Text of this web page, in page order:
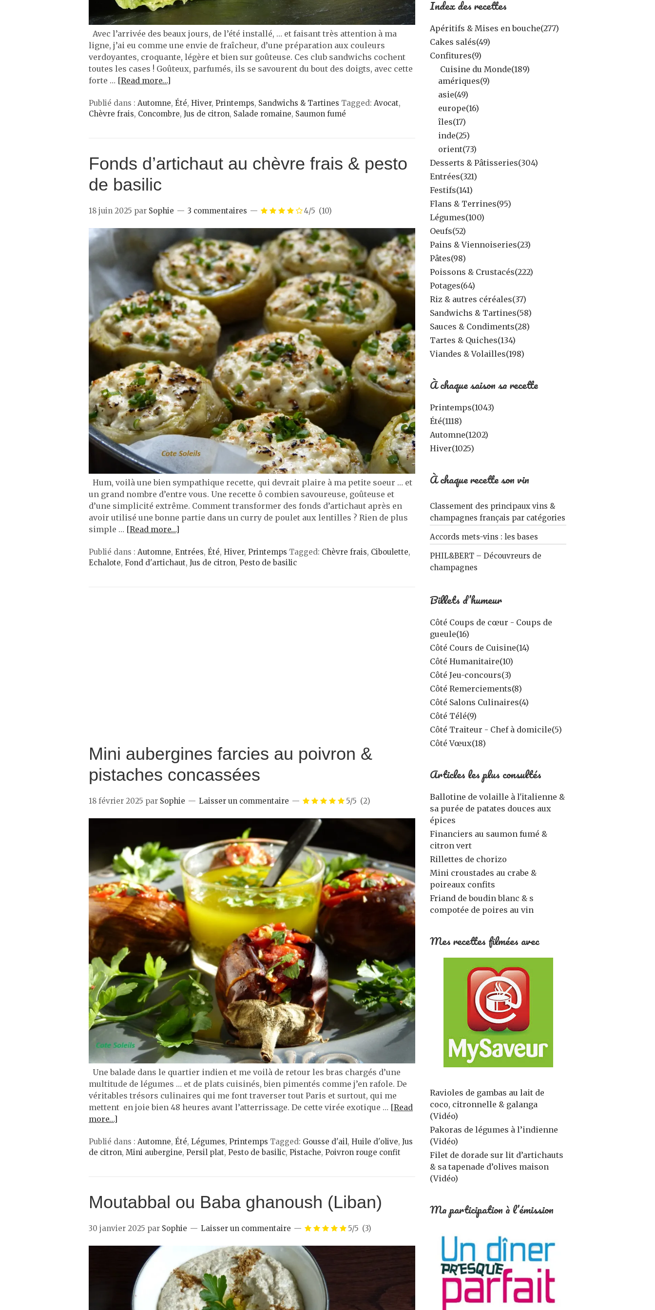
Avec l’arrivée des beaux jours, de l’été installé, … et faisant très attention à ma
ligne, j’ai eu comme une envie de fraîcheur, d’une préparation aux couleurs
verdoyantes, croquante, légère et bien sur goûteuse. Ces club sandwichs cochent
toutes les cases ! Goûteux, parfumés, ils se savourent du bout des doigts, avec cette
forte … [Read more…]
Publié dans : Automne, Été, Hiver, Printemps, Sandwichs & Tartines Tagged: Avocat,
Chèvre frais, Concombre, Jus de citron, Salade romaine, Saumon fumé
Fonds d’artichaut au chèvre frais & pesto
de basilic
18 juin 2025 par Sophie 3 commentaires 4/5 (10)
Hum, voilà une bien sympathique recette, qui devrait plaire à ma petite soeur … et
un grand nombre d’entre vous. Une recette ô combien savoureuse, goûteuse et
d’une simplicité extrême. Comment transformer des fonds d’artichaut après en
avoir utilisé une bonne partie dans un curry de poulet aux lentilles ? Rien de plus
simple … [Read more…]
Publié dans : Automne, Entrées, Été, Hiver, Printemps Tagged: Chèvre frais, Ciboulette,
Echalote, Fond d'artichaut, Jus de citron, Pesto de basilic
Mini aubergines farcies au poivron &
pistaches concassées
18 février 2025 par Sophie Laisser un commentaire 5/5 (2)
Une balade dans le quartier indien et me voilà de retour les bras chargés d’une
multitude de légumes … et de plats cuisinés, bien pimentés comme j’en rafole. De
véritables trésors culinaires qui me font traverser tout Paris et surtout, qui me
mettent en joie bien 48 heures avant l’atterrissage. De cette virée exotique … [Read
more…]
Publié dans : Automne, Été, Légumes, Printemps Tagged: Gousse d'ail, Huile d'olive, Jus
de citron, Mini aubergine, Persil plat, Pesto de basilic, Pistache, Poivron rouge confit
Moutabbal ou Baba ghanoush (Liban)
30 janvier 2025 par Sophie Laisser un commentaire 5/5 (3)
Index des recettes
Apéritifs & Mises en bouche(277)
Cakes salés(49)
Confitures(9)
Cuisine du Monde(189)
amériques(9)
asie(49)
europe(16)
îles(17)
inde(25)
orient(73)
Desserts & Pâtisseries(304)
Entrées(321)
Festifs(141)
Flans & Terrines(95)
Légumes(100)
Oeufs(52)
Pains & Viennoiseries(23)
Pâtes(98)
Poissons & Crustacés(222)
Potages(64)
Riz & autres céréales(37)
Sandwichs & Tartines(58)
Sauces & Condiments(28)
Tartes & Quiches(134)
Viandes & Volailles(198)
À chaque saison sa recette
Printemps(1043)
Été(1118)
Automne(1202)
Hiver(1025)
À chaque recette son vin
Classement des principaux vins &
champagnes français par catégories
Accords mets-vins : les bases
PHIL&BERT – Découvreurs de
champagnes
Billets d’humeur
Côté Coups de cœur - Coups de
gueule(16)
Côté Cours de Cuisine(14)
Côté Humanitaire(10)
Côté Jeu-concours(3)
Côté Remerciements(8)
Côté Salons Culinaires(4)
Côté Télé(9)
Côté Traiteur - Chef à domicile(5)
Côté Vœux(18)
Articles les plus consultés
Ballotine de volaille à l'italienne &
sa purée de patates douces aux
épices
Financiers au saumon fumé &
citron vert
Rillettes de chorizo
Mini croustades au crabe &
poireaux confits
Friand de boudin blanc & s
compotée de poires au vin
Mes recettes filmées avec
Ravioles de gambas au lait de
coco, citronnelle & galanga
(Vidéo)
Pakoras de légumes à l’indienne
(Vidéo)
Filet de dorade sur lit d’artichauts
& sa tapenade d’olives maison
(Vidéo)
Ma participation à l’émission